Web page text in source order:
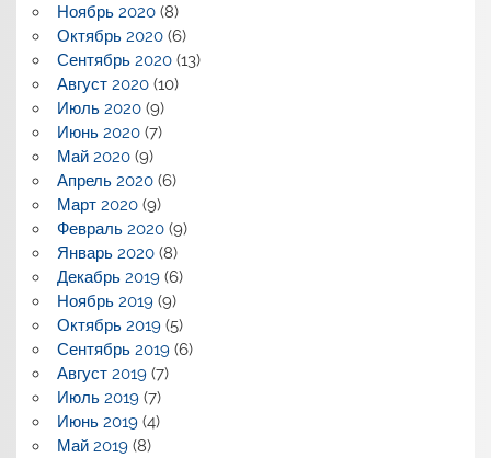
Ноябрь 2020(8)
Октябрь 2020(6)
Сентябрь 2020(13)
Август 2020(10)
Июль 2020(9)
Июнь 2020(7)
Май 2020(9)
Апрель 2020(6)
Март 2020(9)
Февраль 2020(9)
Январь 2020(8)
Декабрь 2019(6)
Ноябрь 2019(9)
Октябрь 2019(5)
Сентябрь 2019(6)
Август 2019(7)
Июль 2019(7)
Июнь 2019(4)
Май 2019(8)